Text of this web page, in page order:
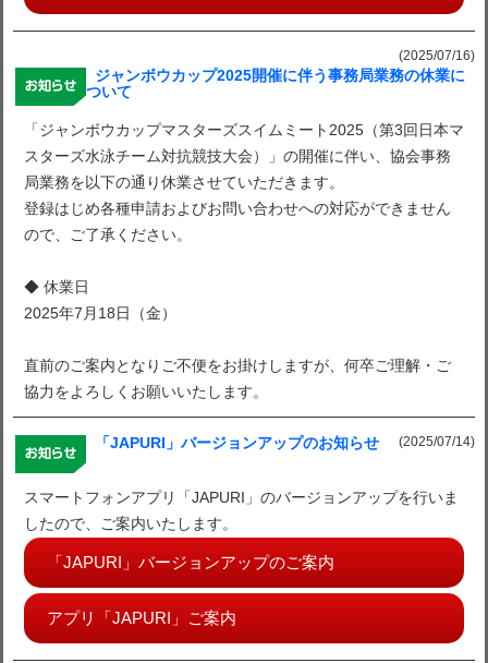
(2025/07/16)
ジャンボウカップ2025開催に伴う事務局業務の休業に
ついて
「ジャンボウカップマスターズスイムミート2025（第3回日本マ
スターズ水泳チーム対抗競技大会）」の開催に伴い、協会事務
局業務を以下の通り休業させていただきます。
登録はじめ各種申請およびお問い合わせへの対応ができません
ので、ご了承ください。
◆ 休業日
2025年7月18日（金）
直前のご案内となりご不便をお掛けしますが、何卒ご理解・ご
協力をよろしくお願いいたします。
(2025/07/14)
「JAPURI」バージョンアップのお知らせ
スマートフォンアプリ「JAPURI」のバージョンアップを行いま
したので、ご案内いたします。
「JAPURI」バージョンアップのご案内
アプリ「JAPURI」ご案内